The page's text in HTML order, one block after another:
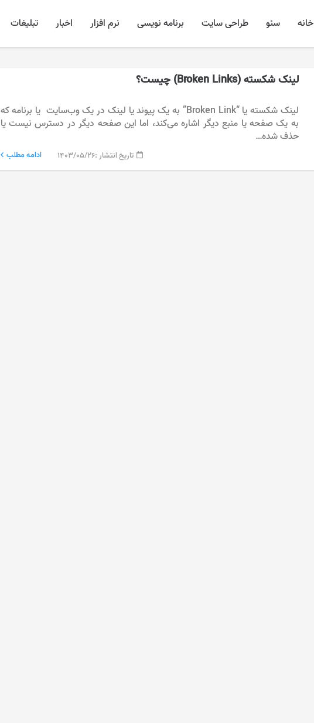
خانه سئو طراحی سایت برنامه نویسی نرم افزار اخبار تبلیغات
لینک شکسته (Broken Links) چیست؟
لینک شکسته یا “Broken Link” به یک پیوند یا لینک در یک وب‌سایت یا برنامه که
به یک صفحه یا منبع دیگر اشاره می‌کند، اما این صفحه دیگر در دسترس نیست یا
حذف شده…
تاریخ انتشار :۱۴۰۳/۰۵/۲۶ ادامه مطلب